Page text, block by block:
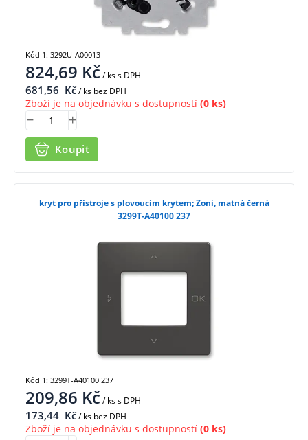
824,69 Kč/ kss DPH
681,56 Kč/ ks bez DPH
Zboží je na objednávku s dostupností (0 ks)
Koupit
Kód 1: 3292U-A00013
kryt pro přístroje s plovoucím krytem; Zoni, matná černá
3299T-A40100 237
209,86 Kč/ kss DPH
173,44 Kč/ ks bez DPH
Zboží je na objednávku s dostupností (0 ks)
Kód 1: 3299T-A40100 237